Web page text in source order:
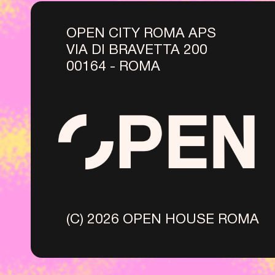
OPEN CITY ROMA APS
VIA DI BRAVETTA 200
00164 - ROMA
(C) 2026 OPEN HOUSE ROMA